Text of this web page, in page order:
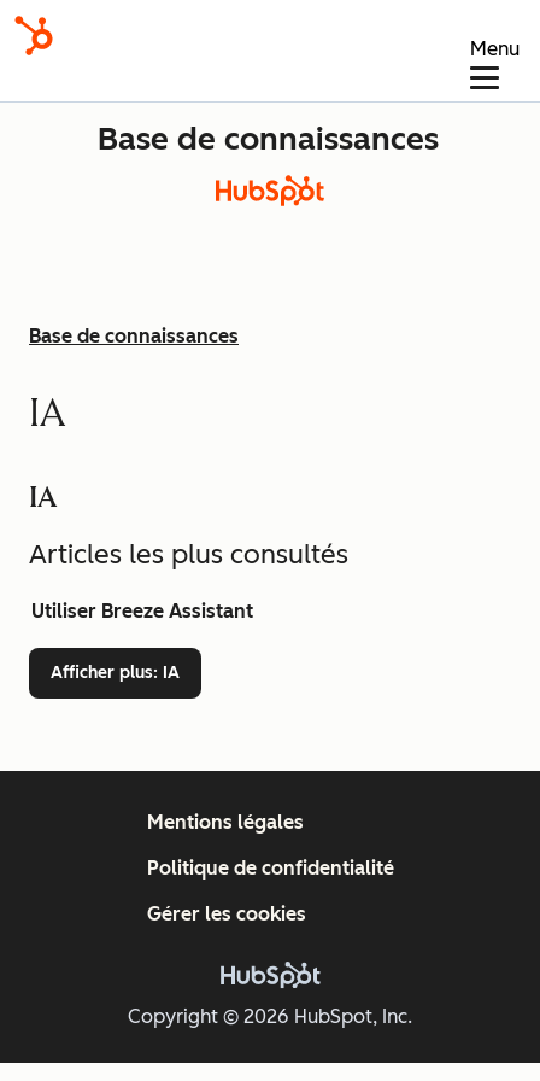
Menu
Base de connaissances
Base de connaissances
IA
IA
Articles les plus consultés
Utiliser Breeze Assistant
Afficher plus: IA
Copyright © 2026 HubSpot, Inc.
Mentions légales
Politique de confidentialité
Gérer les cookies